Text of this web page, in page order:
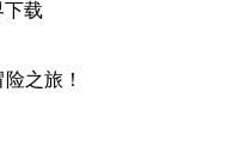
之旅！